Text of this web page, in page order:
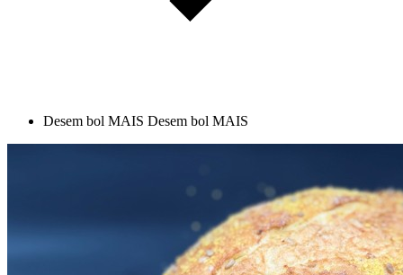
Desem bol MAIS Desem bol MAIS